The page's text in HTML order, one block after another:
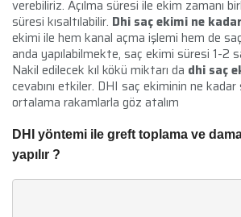
verebiliriz. Açılma süresi ile ekim zamanı
süresi kısaltılabilir. Dhi saç ekimi ne
ekimi ile hem kanal açma işlemi hem de
anda yapılabilmekte, saç ekimi süresi 1-2
Nakil edilecek kıl kökü miktarı da dhi saç
cevabını etkiler. DHI saç ekiminin ne
ortalama rakamlarla göz atalım
DHI yöntemi ile greft toplama ve
yapılır ?